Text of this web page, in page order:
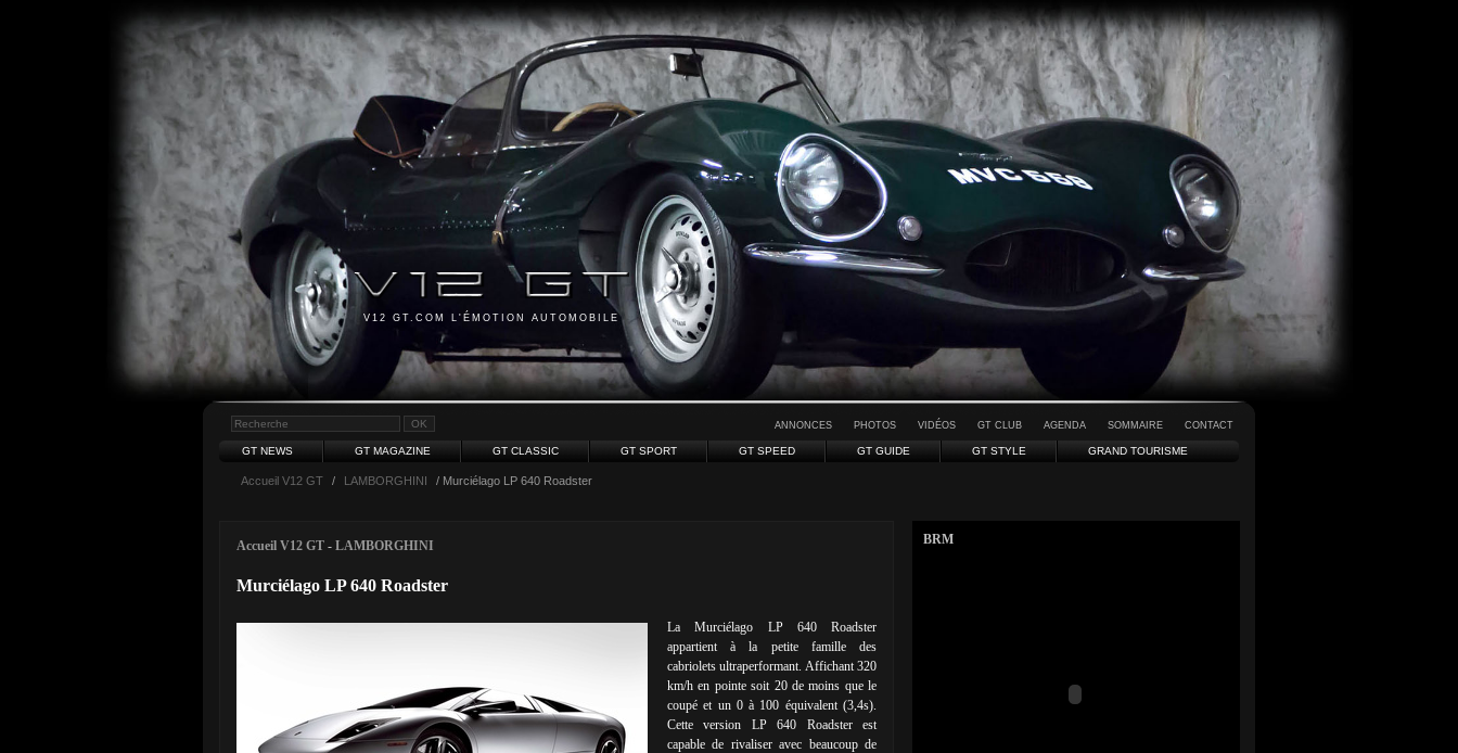
V12 GT.COM L'ÉMOTION AUTOMOBILE
ANNONCES PHOTOS VIDÉOS GT CLUB AGENDA SOMMAIRE CONTACT
GT NEWS GT MAGAZINE GT CLASSIC GT SPORT GT SPEED GT GUIDE GT STYLE GRAND TOURISME
Accueil V12 GT / LAMBORGHINI / Murciélago LP 640 Roadster
Accueil V12 GT - LAMBORGHINI
Murciélago LP 640 Roadster
La Murciélago LP 640 Roadster
appartient à la petite famille des
cabriolets ultraperformant. Affichant 320
km/h en pointe soit 20 de moins que le
coupé et un 0 à 100 équivalent (3,4s).
Cette version LP 640 Roadster est
capable de rivaliser avec beaucoup de
BRM